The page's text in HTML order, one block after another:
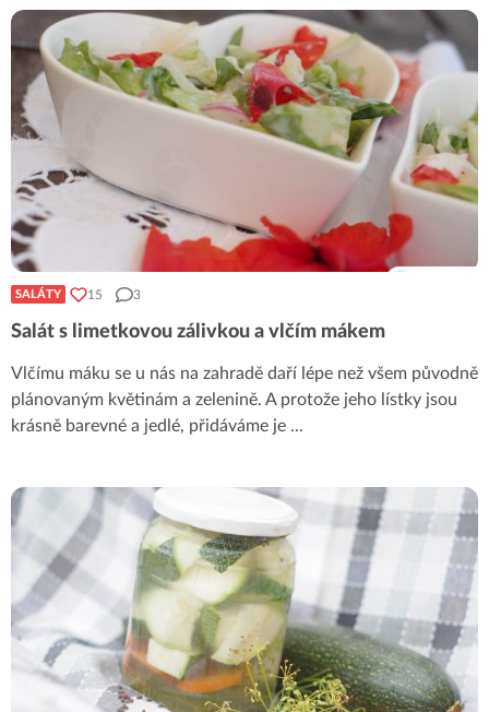
SALÁTY 15 3
Salát s limetkovou zálivkou a vlčím mákem
Vlčímu máku se u nás na zahradě daří lépe než všem původně
plánovaným květinám a zelenině. A protože jeho lístky jsou
krásně barevné a jedlé, přidáváme je ...